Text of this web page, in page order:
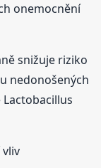
onemocnění
snižuje riziko
nedonošených